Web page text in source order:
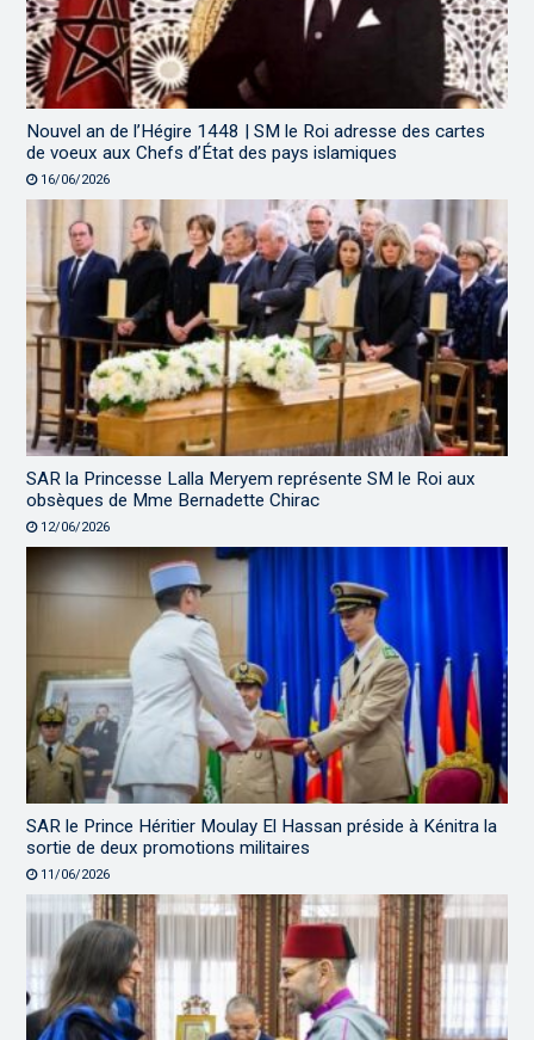
Nouvel an de l’Hégire 1448 | SM le Roi adresse des cartes
de voeux aux Chefs d’État des pays islamiques
16/06/2026
SAR la Princesse Lalla Meryem représente SM le Roi aux
obsèques de Mme Bernadette Chirac
12/06/2026
SAR le Prince Héritier Moulay El Hassan préside à Kénitra la
sortie de deux promotions militaires
11/06/2026